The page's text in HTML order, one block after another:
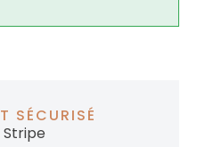
SÉCURISÉ